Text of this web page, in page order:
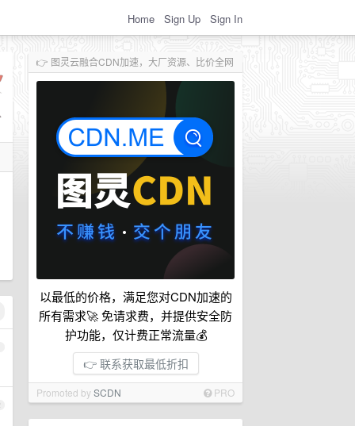
Home Sign Up Sign In
👉 图灵云融合CDN加速，大厂资源、比价全网
以最低的价格，满足您对CDN加速的
所有需求🚀 免请求费，并提供安全防
护功能，仅计费正常流量💰
👉 联系获取最低折扣
Promoted bySCDN PRO